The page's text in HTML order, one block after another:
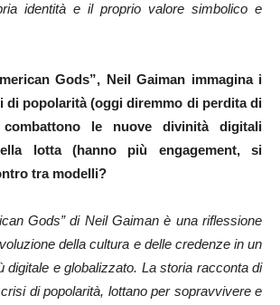
identità e il proprio valore simbolico e
Gods”, Neil Gaiman immagina i
di popolarità (oggi diremmo di perdita di
le nuove divinità digitali
lotta (hanno più engagement, si
tra modelli?
Gods” di Neil Gaiman è una riflessione
della cultura e delle credenze in un
digitale e globalizzato. La storia racconta di
di popolarità, lottano per sopravvivere e